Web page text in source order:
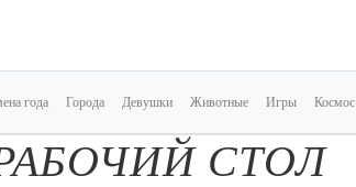
года Города Девушки Животные Игры Космос
СТОЛ